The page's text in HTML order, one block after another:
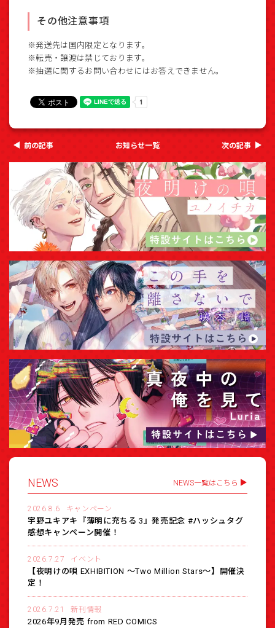
その他注意事項
※発送先は国内限定となります。
※転売・譲渡は禁じております。
※抽選に関するお問い合わせにはお答えできません。
お知らせ一覧
前の記事 次の記事
NEWS NEWS一覧はこちら
2026.8.6 キャンペーン
宇野ユキアキ『薄明に充ちる 3』発売記念 #ハッシュタグ
感想キャンペーン開催！
2026.7.27 イベント
【夜明けの唄 EXHIBITION 〜Two Million Stars〜】開催決
定！
2026.7.21 新刊情報
2026年9月発売 from RED COMICS